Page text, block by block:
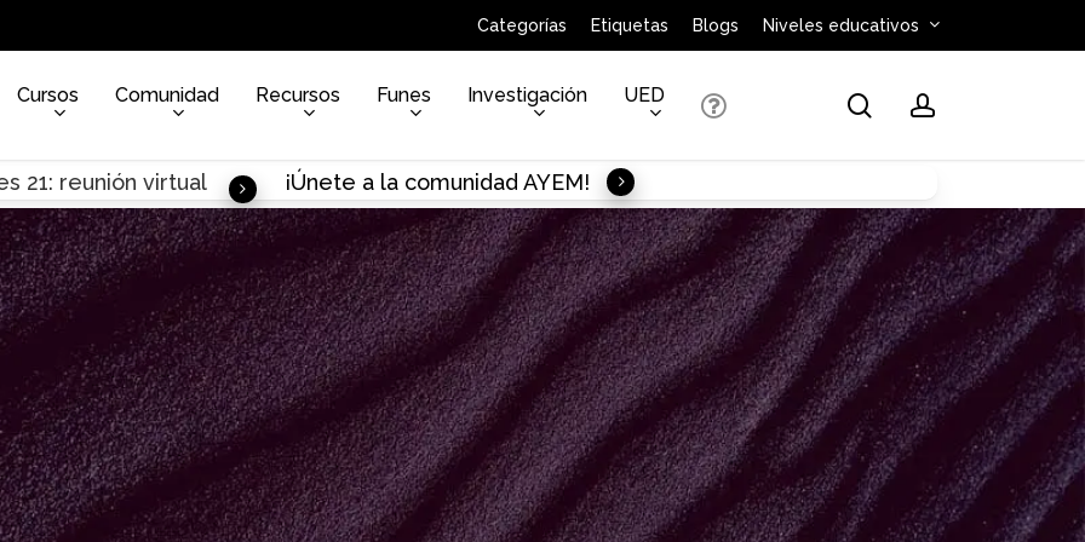
Categorías Etiquetas Blogs Niveles educativos
Cursos Comunidad Recursos Funes Investigación UED searchaccount
21: reunión virtual ¡Únete a la comunidad AYEM!